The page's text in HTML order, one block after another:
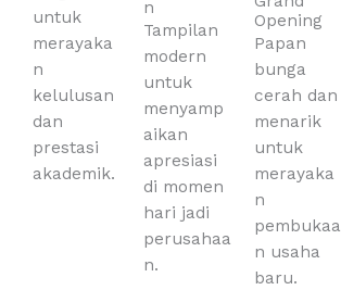
untuk
merayaka
n
kelulusan
dan
prestasi
akademik.
n
Tampilan
modern
untuk
menyamp
aikan
apresiasi
di momen
hari jadi
perusahaa
n.
Opening
Papan
bunga
cerah dan
menarik
untuk
merayaka
n
pembukaa
n usaha
baru.